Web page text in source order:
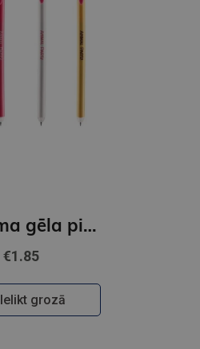
Dzēšama gēla pildspalva Scribble,zila 0,7 mm. Cat
€1.85
Ielikt grozā